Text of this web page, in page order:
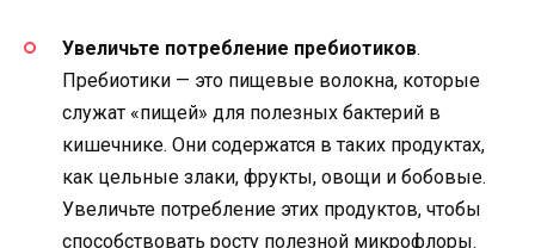
Увеличьте потребление пребиотиков.
Пребиотики — это пищевые волокна, которые
служат «пищей» для полезных бактерий в
кишечнике. Они содержатся в таких продуктах,
как цельные злаки, фрукты, овощи и бобовые.
Увеличьте потребление этих продуктов, чтобы
способствовать росту полезной микрофлоры.